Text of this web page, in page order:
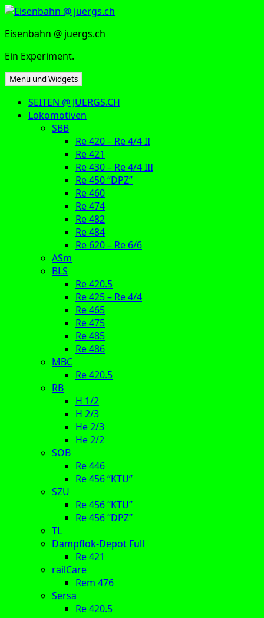
Zum
springen
Eisenbahn @ juergs.ch
Ein Experiment.
Menü und Widgets
SEITEN @ JUERGS.CH
Lokomotiven
SBB
Re 420 – Re 4/4 II
Re 421
Re 430 – Re 4/4 III
Re 450 “DPZ”
Re 460
Re 474
Re 482
Re 484
Re 620 – Re 6/6
ASm
BLS
Re 420.5
Re 425 – Re 4/4
Re 465
Re 475
Re 485
Re 486
MBC
Re 420.5
RB
H 1/2
H 2/3
He 2/3
He 2/2
SOB
Re 446
Re 456 “KTU”
SZU
Re 456 “KTU”
Re 456 “DPZ”
TL
Dampflok-Depot Full
Re 421
railCare
Rem 476
Sersa
Re 420.5